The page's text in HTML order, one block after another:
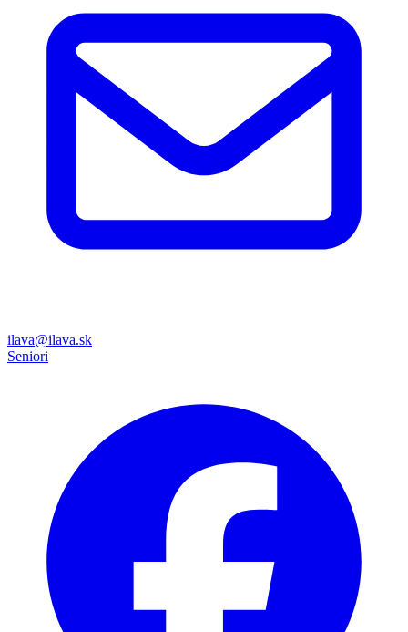
ilava@ilava.sk
Seniori